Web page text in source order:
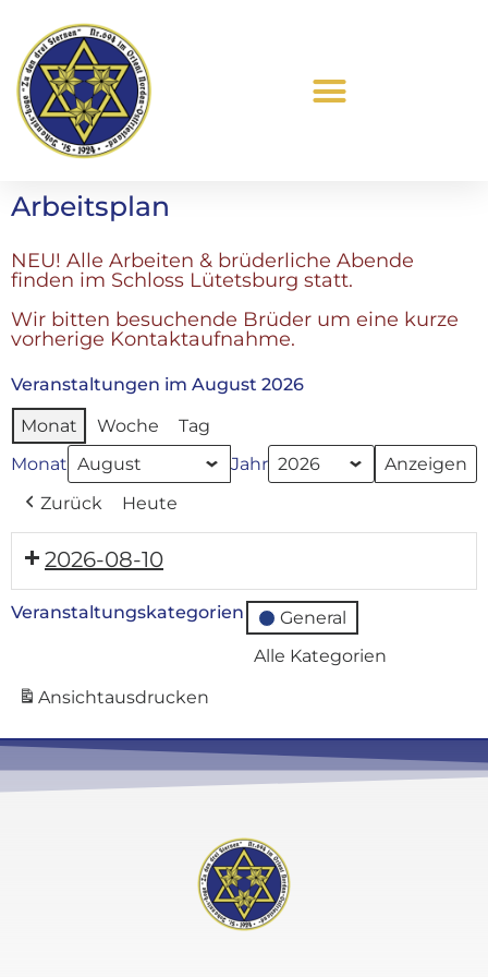
Arbeitsplan
NEU! Alle Arbeiten & brüderliche Abende
finden im Schloss Lütetsburg statt.
Wir bitten besuchende Brüder um eine kurze
vorherige Kontaktaufnahme.
Veranstaltungen im August 2026
Monat
Woche
Tag
Monat
Jahr
Zurück
Heute
2026-08-10
Veranstaltungskategorien
General
Alle Kategorien
Ansichtausdrucken